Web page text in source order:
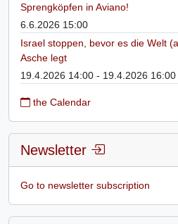
Sprengköpfen in Aviano!
6.6.2026 15:00
Israel stoppen, bevor es die Welt
Asche legt
19.4.2026 14:00 - 19.4.2026 16:00
the Calendar
Newsletter
Go to newsletter subscription